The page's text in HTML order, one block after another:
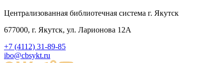
Централизованная библиотечная система г. Якутск
677000, г. Якутск, ул. Ларионова 12А
+7 (4112) 31-89-85
ibo@cbsykt.ru